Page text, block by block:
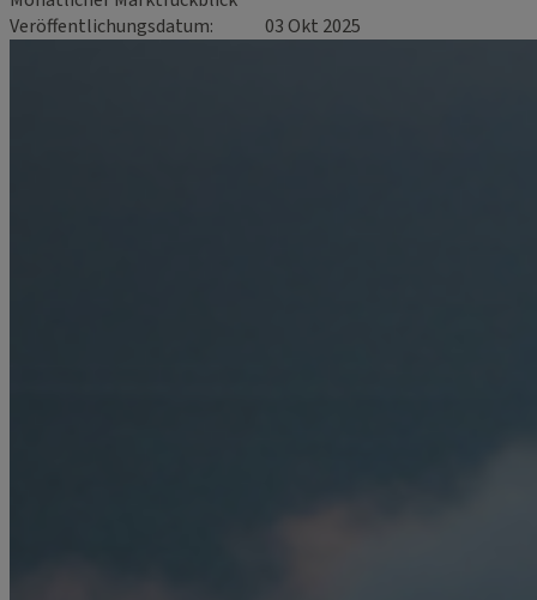
Veröffentlichungsdatum
03 Okt 2025